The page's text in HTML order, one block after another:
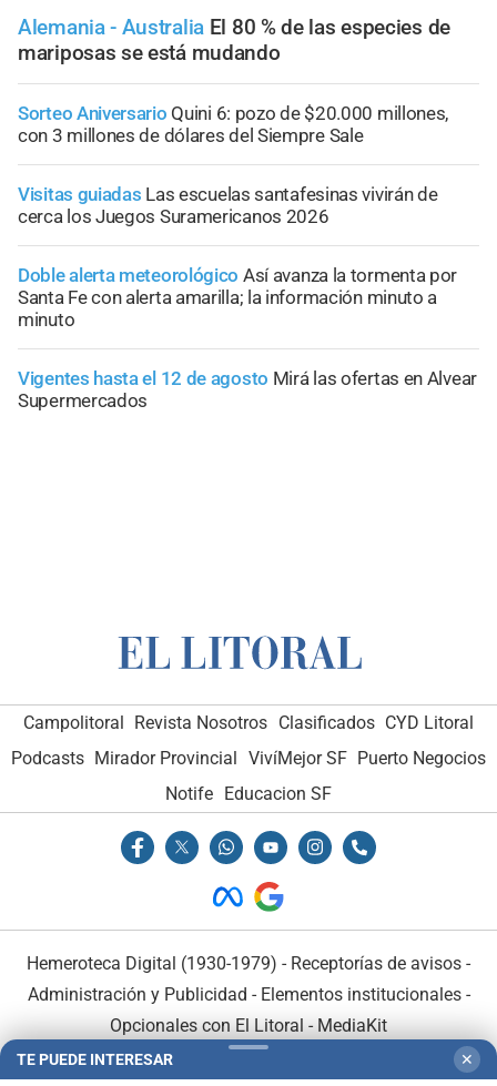
Alemania - Australia El 80 % de las especies de
mariposas se está mudando
Sorteo Aniversario Quini 6: pozo de $20.000 millones,
con 3 millones de dólares del Siempre Sale
Visitas guiadas Las escuelas santafesinas vivirán de
cerca los Juegos Suramericanos 2026
Doble alerta meteorológico Así avanza la tormenta por
Santa Fe con alerta amarilla; la información minuto a
minuto
Vigentes hasta el 12 de agosto Mirá las ofertas en Alvear
Supermercados
Campolitoral Revista Nosotros Clasificados CYD Litoral
Podcasts Mirador Provincial VivíMejor SF Puerto Negocios
Notife Educacion SF
Hemeroteca Digital (1930-1979) - Receptorías de avisos -
Administración y Publicidad - Elementos institucionales-
Opcionales con El Litoral - MediaKit
TE PUEDE INTERESAR ✕